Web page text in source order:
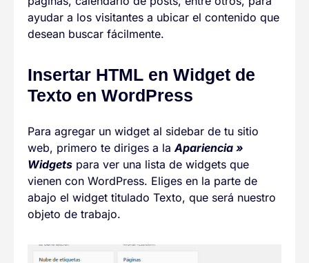
ayudar a los visitantes a ubicar el contenido que
desean buscar fácilmente.
Insertar HTML en Widget de
Texto en WordPress
Para agregar un widget al sidebar de tu sitio
web, primero te diriges a laApariencia»
Widgets para ver una lista de widgets que
vienen con WordPress. Eliges en la parte de
abajo el widget titulado Texto, que será nuestro
objeto de trabajo.